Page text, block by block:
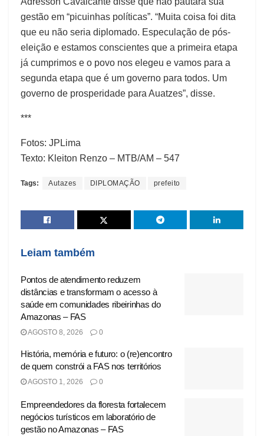
gestão em “picuinhas políticas”. “Muita coisa foi dita
que eu não seria diplomado. Especulação de pós-
eleição e estamos conscientes que a primeira etapa
já cumprimos e o povo nos elegeu e vamos para a
segunda etapa que é um governo para todos. Um
governo de prosperidade para Auatzes”, disse.
***
Fotos: JPLima
Texto: Kleiton Renzo – MTB/AM – 547
Tags: Autazes DIPLOMAÇÃO prefeito
Leiam também
Pontos de atendimento reduzem
distâncias e transformam o acesso à
saúde em comunidades ribeirinhas do
Amazonas – FAS
AGOSTO 8, 2026 0
História, memória e futuro: o (re)encontro
de quem constrói a FAS nos territórios
AGOSTO 1, 2026 0
Empreendedores da floresta fortalecem
negócios turísticos em laboratório de
gestão no Amazonas – FAS